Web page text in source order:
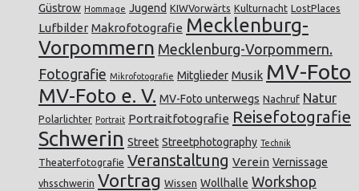
Güstrow Hommage Jugend KIWVorwärts Kulturnacht LostPlaces
Lufbilder Makrofotografie Mecklenburg-
Vorpommern Mecklenburg-Vorpommern.
Fotografie Mikrofotografie Mitglieder Musik MV-Foto
MV-Foto e. V. MV-Foto unterwegs Nachruf Natur
Polarlichter Portrait Portraitfotografie Reisefotografie
Schwerin Street Streetphotography Technik
Theaterfotografie Veranstaltung Verein Vernissage
vhsschwerin Vortrag Wissen Wollhalle Workshop